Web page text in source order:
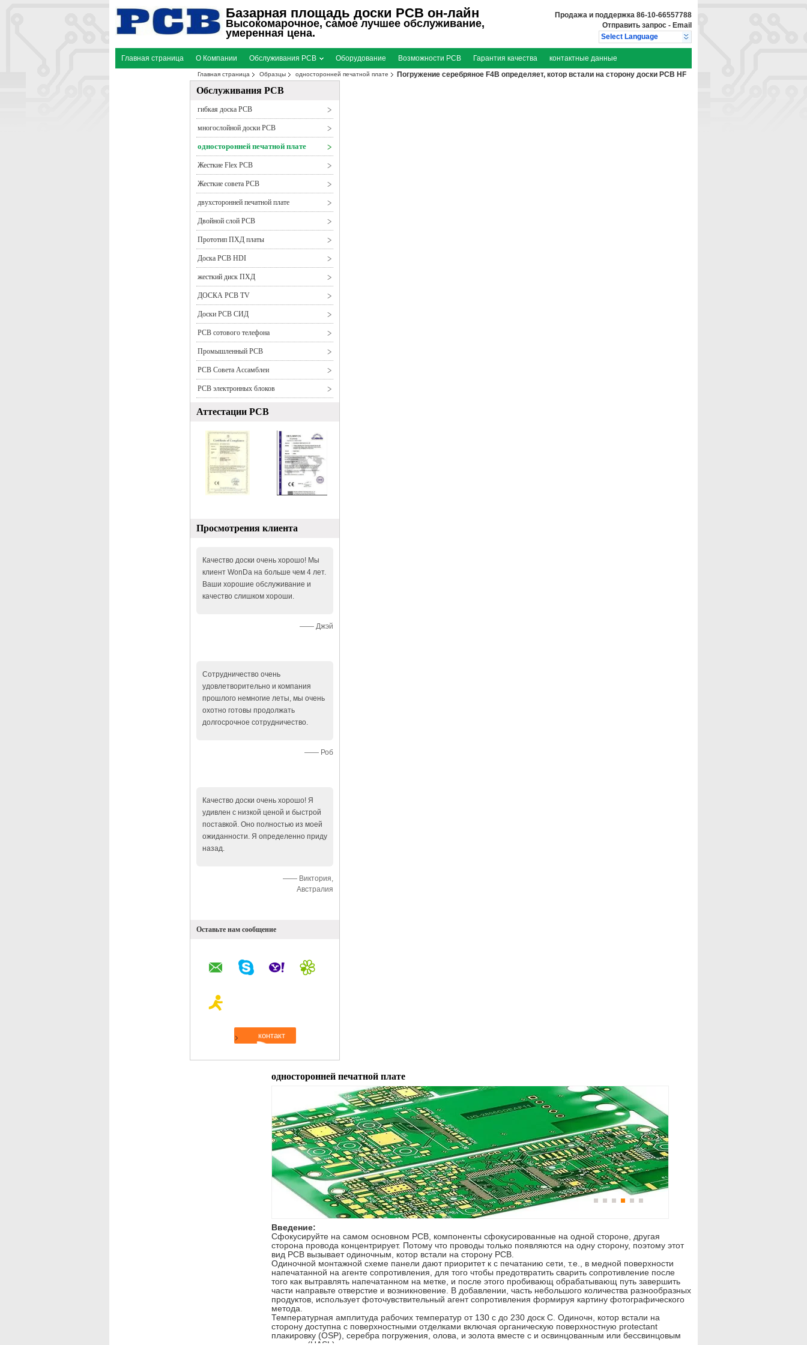
Базарная площадь доски PCB он-лайн
Высокомарочное, самое лучшее обслуживание,
умеренная цена.
Продажа и поддержка 86-10-66557788
Отправить запрос - Email
Select Language
Главная страница О Компании Обслуживания PCB Оборудование Возможности PCB Гарантия качества контактные данные
Главная страница Образцы односторонней печатной плате
Погружение серебряное F4B определяет, котор встали на сторону доски PCB HF
частоты коротковолнового диапазона доски PCB
Обслуживания PCB
гибкая доска PCB
многослойной доски PCB
односторонней печатной плате
Жесткие Flex PCB
Жесткие совета PCB
двухсторонней печатной плате
Двойной слой PCB
Прототип ПХД платы
Доска PCB HDI
жесткий диск ПХД
ДОСКА PCB TV
Доски PCB СИД
PCB сотового телефона
Промышленный PCB
PCB Совета Ассамблеи
PCB электронных блоков
Аттестации PCB
Просмотрения клиента
Качество доски очень хорошо! Мы
клиент WonDa на больше чем 4 лет.
Ваши хорошие обслуживание и
качество слишком хороши.
—— Джэй
Сотрудничество очень
удовлетворительно и компания
прошлого немногие леты, мы очень
охотно готовы продолжать
долгосрочное сотрудничество.
—— Роб
Качество доски очень хорошо! Я
удивлен с низкой ценой и быстрой
поставкой. Оно полностью из моей
ожиданности. Я определенно приду
назад.
—— Виктория,
Австралия
Оставьте нам сообщение
односторонней печатной плате
Введение:
Сфокусируйте на самом основном PCB, компоненты сфокусированные на одной стороне, другая
сторона провода концентрирует. Потому что проводы только появляются на одну сторону, поэтому этот
вид PCB вызывает одиночным, котор встали на сторону PCB.
Одиночной монтажной схеме панели дают приоритет к с печатанию сети, т.е., в медной поверхности
напечатанной на агенте сопротивления, для того чтобы предотвратить сварить сопротивление после
того как вытравлять напечатанном на метке, и после этого пробивающ обрабатывающ путь завершить
части направьте отверстие и возникновение. В добавлении, часть небольшого количества разнообразных
продуктов, использует фоточувствительный агент сопротивления формируя картину фотографического
метода.
Температурная амплитуда рабочих температур от 130 c до 230 доск C. Одиночн, котор встали на
сторону доступна с поверхностными отделками включая органическую поверхностную protectant
плакировку (OSP), серебра погружения, олова, и золота вместе с и освинцованным или бессвинцовым